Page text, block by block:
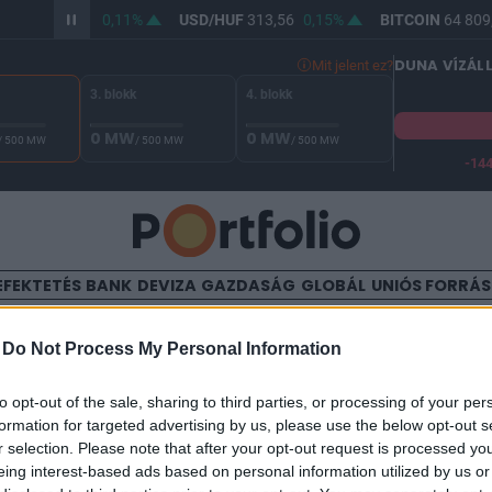
Do Not Process My Personal Information
opt-out of the sale, sharing to third parties, or processing of your
for targeted advertising by us, please use the below opt-out
selection. Please note that after your opt-out request is processed
interest-based ads based on personal information utilized by us
362,11 0,11% USD/HUF313,56 0,15% BITCOIN64
Mit jelent ez?
/ 500 MW
3. blokk
0 MW/ 500 MW
4. blokk
0 MW/ 500 MW
DUNA
-
BANK DEVIZA GAZDASÁG GLOBÁL UNIÓS
Bank Befektetési Rt.
szolgáltatásnyújtás